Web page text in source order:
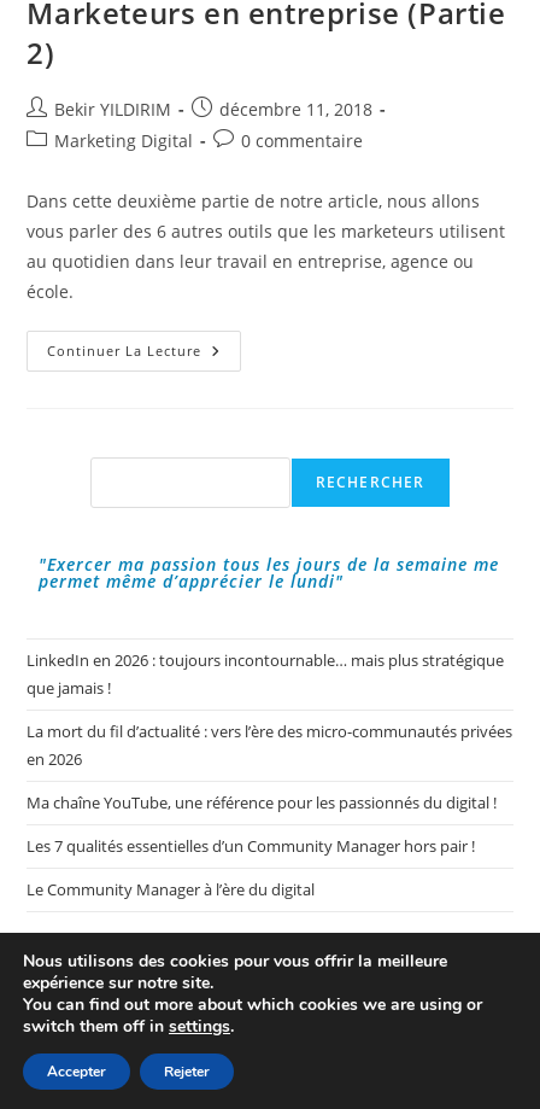
Marketeurs en entreprise (Partie
2)
Auteur/autrice
de
Bekir YILDIRIM
Publication
publiée :
décembre 11, 2018
PostMarketing Digital
Commentaires
0 commentaire
Dans cette deuxième partie de notre article, nous allons
vous parler des 6 autres outils que les marketeurs utilisent
au quotidien dans leur travail en entreprise, agence ou
école.
Continuer La Lecture Les
6
En
2)
Rechercher
RECHERCHER
"Exercer ma passion tous les jours de la semaine me
permet même d’apprécier le lundi"
LinkedIn en 2026 : toujours incontournable… mais plus stratégique
que jamais !
La mort du fil d’actualité : vers l’ère des micro-communautés privées
en 2026
Ma chaîne YouTube, une référence pour les passionnés du digital !
Les 7 qualités essentielles d’un Community Manager hors pair !
Le Community Manager à l’ère du digital
Plan de mon blog My CM Mag
Politique de confidentialité
Nous utilisons des cookies pour vous offrir la meilleure
expérience sur notre site.
You can find out more about which cookies we are using or
switch them off in settings.
Accepter Rejeter